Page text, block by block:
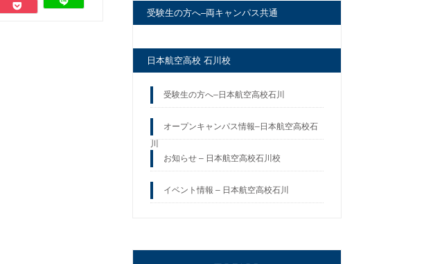
受験生の方へ–両キャンパス共通
日本航空高校 石川校
受験生の方へ–日本航空高校石川
オープンキャンパス情報–日本航空高校石
川
お知らせ – 日本航空高校石川校
イベント情報 – 日本航空高校石川